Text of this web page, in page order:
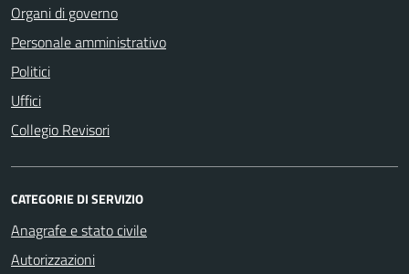
Organi di governo
Personale amministrativo
Politici
Uffici
Collegio Revisori
CATEGORIE DI SERVIZIO
Anagrafe e stato civile
Autorizzazioni